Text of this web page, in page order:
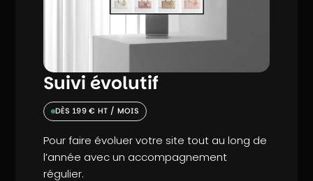
Suivi évolutif
DÈS 199 € HT / MOIS
Pour faire évoluer votre site tout au long de
l’année avec un accompagnement
régulier.